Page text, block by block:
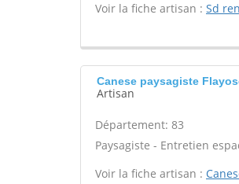
Voir la fiche artisan : Sd
Canese paysagiste
Artisan
Département: 83
Paysagiste - Entretien
Voir la fiche artisan :